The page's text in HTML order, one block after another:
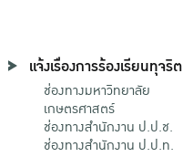
แจ้งเรื่องการร้องเรียนทุจริต
ช่องทางมหาวิทยาลัย
เกษตรศาสตร์
ช่องทางสำนักงาน ป.ป.ช.
ช่องทางสำนักงาน ป.ป.ท.